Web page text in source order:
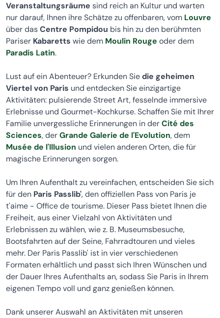
Veranstaltungsräume sind reich an Kultur und warten
nur darauf, Ihnen ihre Schätze zu offenbaren, vom Louvre
über dasCentre Pompidou bis hin zu den berühmten
Pariser Kabaretts wie dem Moulin Rouge oder dem
Paradis Latin.
Lust auf ein Abenteuer? Erkunden Siedie geheimen
Viertel von Paris und entdecken Sie einzigartige
Aktivitäten: pulsierende Street Art, fesselnde immersive
Erlebnisse und Gourmet-Kochkurse. Schaffen Sie mit Ihrer
Familie unvergessliche Erinnerungen in derCité des
Sciences, derGrande Galerie de l'Evolution, dem
Musée de l'Illusion und vielen anderen Orten, die für
magische Erinnerungen sorgen.
Um Ihren Aufenthalt zu vereinfachen, entscheiden Sie sich
für den Paris Passlib', den offiziellen Pass von Paris je
t'aime - Office de tourisme. Dieser Pass bietet Ihnen die
Freiheit, aus einer Vielzahl von Aktivitäten und
Erlebnissen zu wählen, wie z. B. Museumsbesuche,
Bootsfahrten auf der Seine, Fahrradtouren und vieles
mehr. Der Paris Passlib' ist in vier verschiedenen
Formaten erhältlich und passt sich Ihren Wünschen und
der Dauer Ihres Aufenthalts an, sodass Sie Paris in Ihrem
eigenen Tempo voll und ganz genießen können.
Dank unserer Auswahl an Aktivitäten mit unseren